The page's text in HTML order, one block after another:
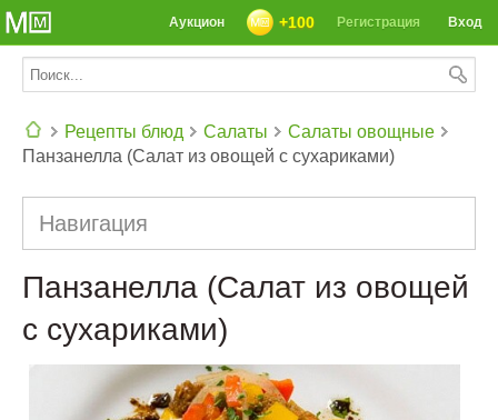
Вход
Регистрация
+100
Аукцион
Рецепты блюд Салаты
Салаты овощные
Панзанелла (Салат из овощей с сухариками)
Навигация
Панзанелла (Салат из овощей
с сухариками)